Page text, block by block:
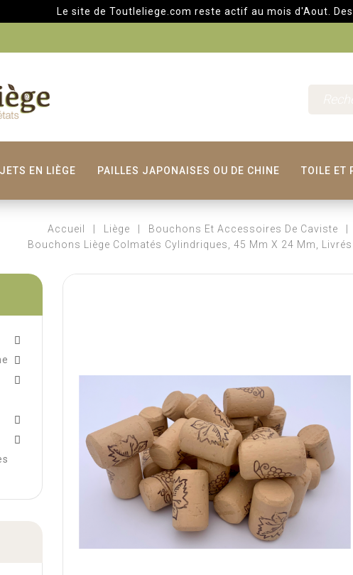
Le site de Toutleliege.com reste actif au mois d'Aout. Des
EN LIÈGE PAILLES JAPONAISES OU DE CHINE TOILE ET
Accueil Liège Bouchons Et Accessoires De Caviste
Bouchons Liège Colmatés Cylindriques, 45 Mm X 24 Mm,




